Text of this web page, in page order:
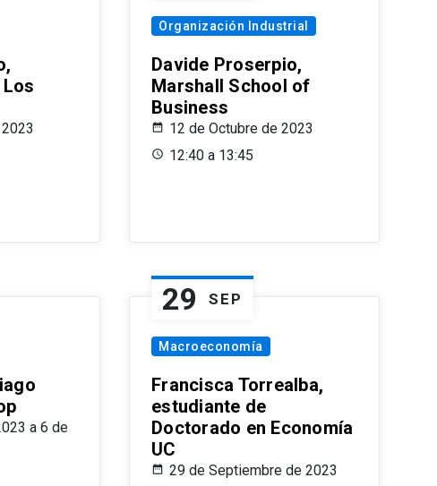
Organización Industrial
Davide Proserpio,
Marshall School of
Business
12 de Octubre de 2023
12:40 a 13:45
a 6 de
29 SEP
Macroeconomía
Francisca Torrealba,
estudiante de
Doctorado en Economía
UC
29 de Septiembre de 2023